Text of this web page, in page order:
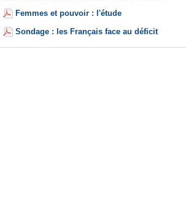
Femmes et pouvoir : l'étude
Sondage : les Français face au déficit